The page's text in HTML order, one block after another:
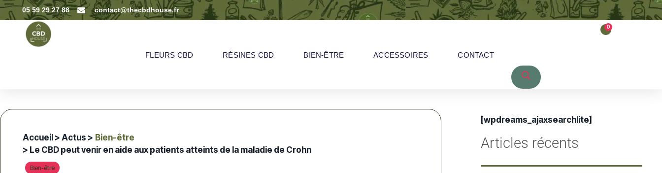
05 59 29 27 88 contact@thecbdhouse.fr
FLEURS CBD RÉSINES CBD BIEN-ÊTRE ACCESSOIRES CONTACT
0
Accueil> Actus > Bien-être
> Le CBD peut venir en aide aux patients atteints de la maladie de Crohn
Bien-être
[wpdreams_ajaxsearchlite]
Articles récents